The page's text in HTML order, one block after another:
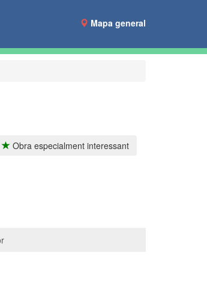
Mapa general
Obra especialment interessant